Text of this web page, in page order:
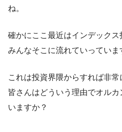
ね。
確かにここ最近はインデック
みんなそこに流れていっていま
これは投資界隈からすれば非
皆さんはどういう理由でオル
いますか？